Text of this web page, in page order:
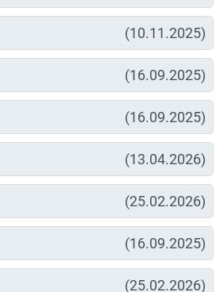
(10.11.2025)
(16.09.2025)
(16.09.2025)
(13.04.2026)
(25.02.2026)
(16.09.2025)
(25.02.2026)